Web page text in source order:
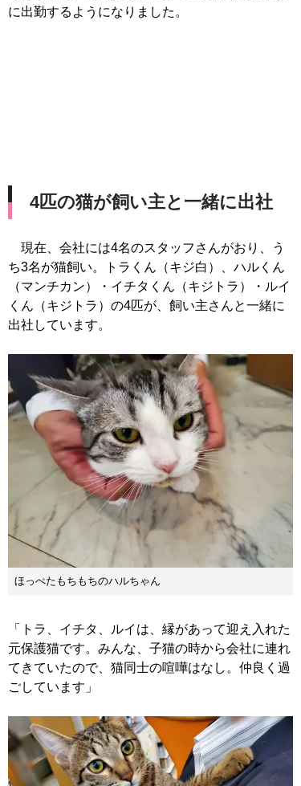
に出勤するようになりました。
4匹の猫が飼い主と一緒に出社
現在、会社には4名のスタッフさんがおり、う
ち3名が猫飼い。トラくん（キジ白）、ハルくん
（マンチカン）・イチタくん（キジトラ）・ルイ
くん（キジトラ）の4匹が、飼い主さんと一緒に
出社しています。
ほっぺたもちもちのハルちゃん
「トラ、イチタ、ルイは、縁があって迎え入れた
元保護猫です。みんな、子猫の時から会社に連れ
てきていたので、猫同士の喧嘩はなし。仲良く過
ごしています」